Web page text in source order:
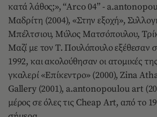
κατά λάθος;», “Arco 04” -
Mαδρίτη (2004), «Στην εξοχή»,
Mπέλτσιου, Mύλος Mατσόπουλου,
Mαζί με τον T. Πουλόπουλο εξέθεσαν
1992, και ακολούθησαν οι ατομικές
γκαλερί «Eπίκεντρο» (2000), Zina
Gallery (2001), a.antonopoulou art
μέρος σε όλες τις Cheap Art, από το